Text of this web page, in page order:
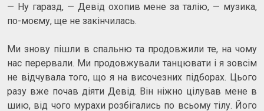
— Ну гаразд, — Девід охопив мене за талію, — музика,
по-моєму, ще не закінчилась.
Ми знову пішли в спальню та продовжили те, на чому
нас перервали. Ми продовжували танцювати і я зовсім
не відчувала того, що я на височезних підборах. Цього
разу вже почав діяти Девід. Він ніжно цілував мене в
шию, від чого мурахи розбігались по всьому тілу. Його